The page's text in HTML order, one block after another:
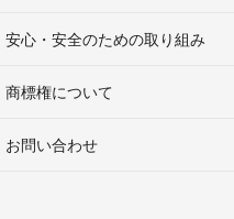
安心・安全のための取り組み
商標権について
お問い合わせ